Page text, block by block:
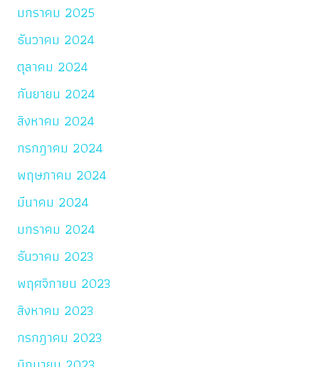
มกราคม 2025
ธันวาคม 2024
ตุลาคม 2024
กันยายน 2024
สิงหาคม 2024
กรกฎาคม 2024
พฤษภาคม 2024
มีนาคม 2024
มกราคม 2024
ธันวาคม 2023
พฤศจิกายน 2023
สิงหาคม 2023
กรกฎาคม 2023